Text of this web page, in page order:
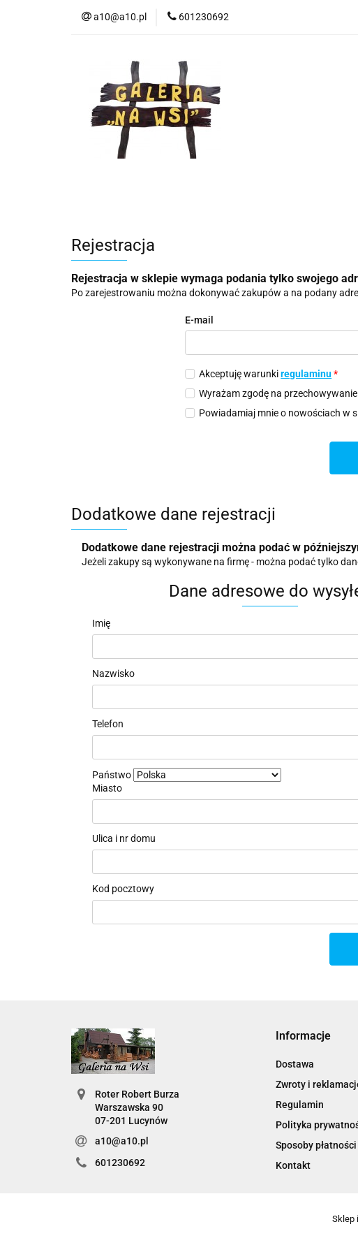
a10@a10.pl 601230692
Rejestracja
Rejestracja w sklepie wymaga podania tylko swojego
Po zarejestrowaniu można dokonywać zakupów a na podany
E-mail
Akceptuję warunkiregulaminu *
Wyrażam zgodę na
Powiadamiaj mnie o nowościach w
Dodatkowe dane rejestracji
Dodatkowe dane rejestracji można podać w
Jeżeli zakupy są wykonywane na firmę - można podać tylko
Dane adresowe do
Imię
Nazwisko
Telefon
Państwo
Miasto
Ulica i nr domu
Kod pocztowy
Roter Robert Burza
Warszawska 90
07-201 Lucynów
a10@a10.pl
601230692
Informacje
Dostawa
Zwroty i
Regulamin
Polityka
Sposoby płatności
Kontakt
Sklep